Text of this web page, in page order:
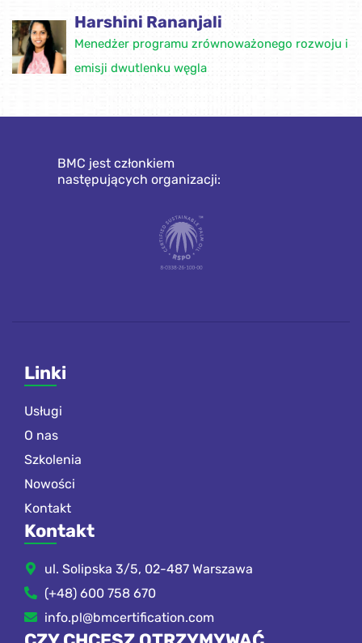
Harshini Rananjali
Menedżer programu zrównoważonego rozwoju i
emisji dwutlenku węgla
BMC jest członkiem
następujących organizacji:
Linki
Usługi
O nas
Szkolenia
Nowości
Kontakt
Kontakt
ul. Solipska 3/5, 02-487 Warszawa
(+48) 600 758 670
info.pl@bmcertification.com